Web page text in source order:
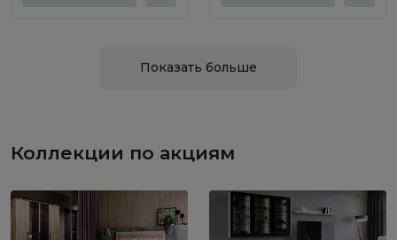
Показать больше
Коллекции по акциям